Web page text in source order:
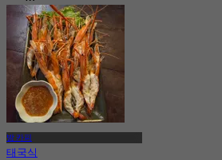
2.3K 예약됨
에서฿ 362.5
방 카피
태국식